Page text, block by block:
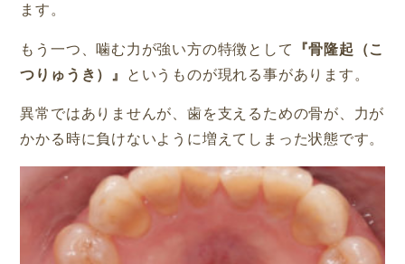
ます。
もう一つ、噛む力が強い方の特徴として
『骨隆起（こ
つりゅうき）』
というものが現れる事があります。
異常ではありませんが、歯を支えるための骨が、力が
かかる時に負けないように増えてしまった状態です。